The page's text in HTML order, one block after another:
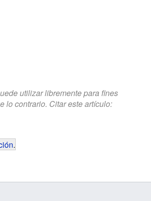
utilizar libremente para fines
lo contrario. Citar este artículo:
.